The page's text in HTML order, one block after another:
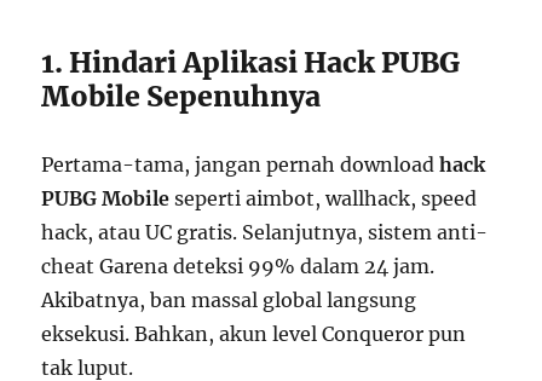
1. Hindari Aplikasi Hack PUBG
Mobile Sepenuhnya
Pertama-tama, jangan pernah downloadhack
PUBG Mobile seperti aimbot, wallhack, speed
hack, atau UC gratis. Selanjutnya, sistem anti-
cheat Garena deteksi 99% dalam 24 jam.
Akibatnya, ban massal global langsung
eksekusi. Bahkan, akun level Conqueror pun
tak luput.